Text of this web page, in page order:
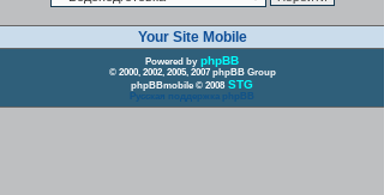
Your Site Mobile
Powered by phpBB
© 2000, 2002, 2005, 2007 phpBB Group
phpBBmobile © 2008 STG
Русская поддержка phpBB